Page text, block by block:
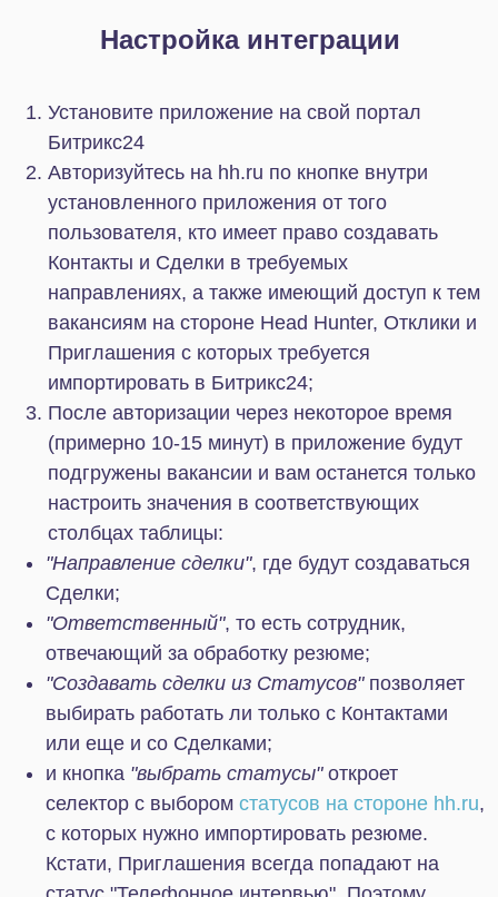
"Создавать сделки из Статусов"позволяет
выбирать работать ли только с Контактами
или еще и со Сделками;
и кнопка"выбрать статусы"откроет
с которых нужно импортировать резюме.
Кстати, Приглашения всегда попадают на
статус "Телефонное интервью". Поэтому
отмечайте этот статус обязательно, если
ищете Соискателей по Базе Резюме.
Если вы все сделали правильно, то при первой
синхронизации все неразобранные резюме за
последние 2 месяца, находящиеся в отмеченных
вами статусах на стороне hh.ru будут
импортированы в Битрикс24. Обратите,
пожалуйста, внимание, что количество запросов
ограничено и вы можете все их истратить на
старте работы с приложением. Поэтому мы
синхронизации. Далее вы сможете работать со
сделками напрямую, используя средства
Битрикс24.